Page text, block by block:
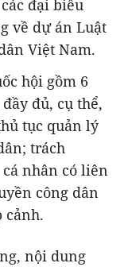
đại biểu
về dự án Luật
Việt Nam.
hội gồm 6
đủ, cụ thể,
tục quản lý
trách
nhân có liên
công dân
cảnh.
nội dung